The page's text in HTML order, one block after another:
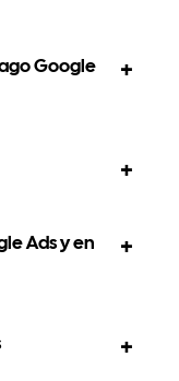
Google
Ads y en